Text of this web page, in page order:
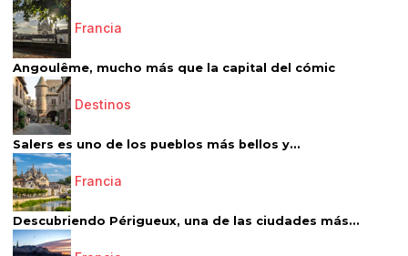
Francia
Angoulême, mucho más que la capital del cómic
Destinos
Salers es uno de los pueblos más bellos y...
Francia
Descubriendo Périgueux, una de las ciudades más...